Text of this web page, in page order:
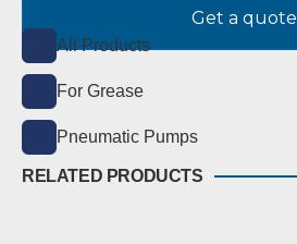
Get a quote
All Products
For Grease
Pneumatic Pumps
RELATED PRODUCTS